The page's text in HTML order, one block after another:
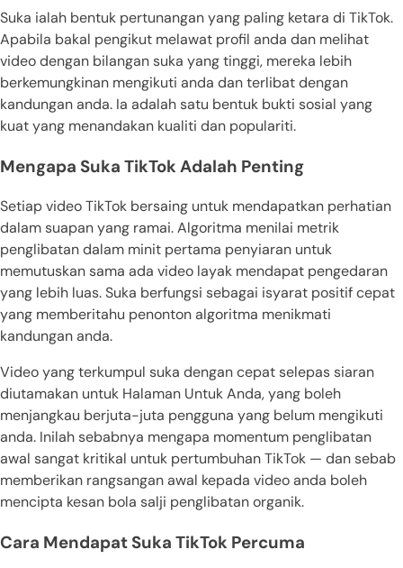
Suka ialah bentuk pertunangan yang paling ketara di TikTok.
Apabila bakal pengikut melawat profil anda dan melihat
video dengan bilangan suka yang tinggi, mereka lebih
berkemungkinan mengikuti anda dan terlibat dengan
kandungan anda. Ia adalah satu bentuk bukti sosial yang
kuat yang menandakan kualiti dan populariti.
Mengapa Suka TikTok Adalah Penting
Setiap video TikTok bersaing untuk mendapatkan perhatian
dalam suapan yang ramai. Algoritma menilai metrik
penglibatan dalam minit pertama penyiaran untuk
memutuskan sama ada video layak mendapat pengedaran
yang lebih luas. Suka berfungsi sebagai isyarat positif cepat
yang memberitahu penonton algoritma menikmati
kandungan anda.
Video yang terkumpul suka dengan cepat selepas siaran
diutamakan untuk Halaman Untuk Anda, yang boleh
menjangkau berjuta-juta pengguna yang belum mengikuti
anda. Inilah sebabnya mengapa momentum penglibatan
awal sangat kritikal untuk pertumbuhan TikTok — dan sebab
memberikan rangsangan awal kepada video anda boleh
mencipta kesan bola salji penglibatan organik.
Cara Mendapat Suka TikTok Percuma